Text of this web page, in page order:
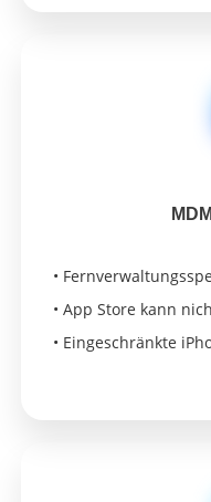
•
• App Store kann
• Eingeschränkte